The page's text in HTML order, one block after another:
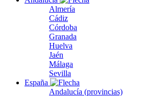
Almería
Cádiz
Córdoba
Granada
Huelva
Jaén
Málaga
Sevilla
España
Andalucía (provincias)